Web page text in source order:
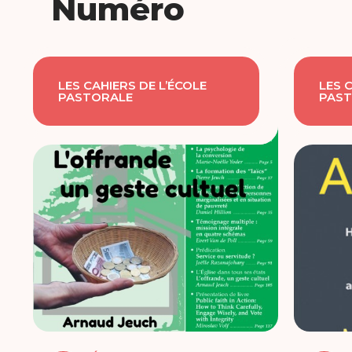
Numéro
LES CAHIERS DE L’ÉCOLE
PASTORALE
LES